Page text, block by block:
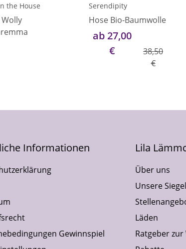
the House
Wolly
Serendipity
Hose Bio-Baumwolle
ab 27,00
€
38,50
€
Informationen
Gewinnspiel
Lila
Über uns
Unsere
Läden
Ratgeber